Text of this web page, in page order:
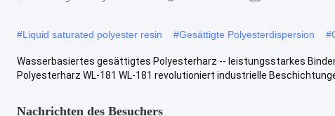
#Liquid saturated polyester resin #Gesättigte Polyesterdispersion #
Wasserbasiertes gesättigtes Polyesterharz -- leistungsstarkes
Polyesterharz WL-181 WL-181 revolutioniert industrielle
Nachrichten des Besuchers